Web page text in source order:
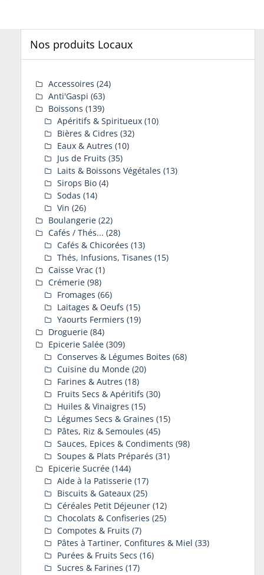
Nos produits Locaux
Accessoires (24)
Anti'Gaspi (63)
Boissons (139)
Apéritifs & Spiritueux (10)
Bières & Cidres (32)
Eaux & Autres (10)
Jus de Fruits (35)
Laits & Boissons Végétales (13)
Sirops Bio (4)
Sodas (14)
Vin (26)
Boulangerie (22)
Cafés / Thés... (28)
Cafés & Chicorées (13)
Thés, Infusions, Tisanes (15)
Caisse Vrac (1)
Crémerie (98)
Fromages (66)
Laitages & Oeufs (15)
Yaourts Fermiers (19)
Droguerie (84)
Epicerie Salée (309)
Conserves & Légumes Boites (68)
Cuisine du Monde (20)
Farines & Autres (18)
Fruits Secs & Apéritifs (30)
Huiles & Vinaigres (15)
Légumes Secs & Graines (15)
Pâtes, Riz & Semoules (45)
Sauces, Epices & Condiments (98)
Soupes & Plats Préparés (31)
Epicerie Sucrée (144)
Aide à la Patisserie (17)
Biscuits & Gateaux (25)
Céréales Petit Déjeuner (12)
Chocolats & Confiseries (25)
Compotes & Fruits (7)
Pâtes à Tartiner, Confitures & Miel (33)
Purées & Fruits Secs (16)
Sucres & Farines (17)